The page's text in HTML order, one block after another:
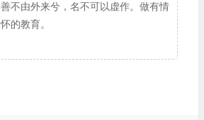
善不由外来兮，名不可以虚作。做有情
怀的教育。